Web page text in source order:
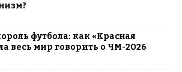
футбола: как «Красная
весь мир говорить о ЧМ-2026